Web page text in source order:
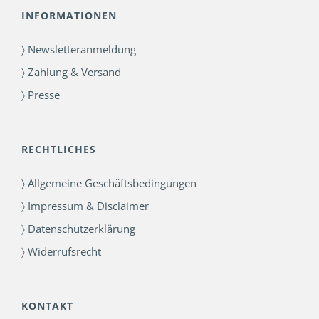
INFORMATIONEN
〉 Newsletteranmeldung
〉 Zahlung & Versand
〉 Presse
RECHTLICHES
〉 Allgemeine Geschäftsbedingungen
〉 Impressum & Disclaimer
〉 Datenschutzerklärung
〉 Widerrufsrecht
KONTAKT